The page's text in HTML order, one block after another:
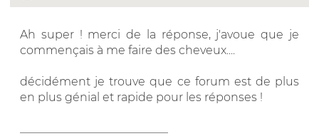
Ah super ! merci de la réponse, j'avoue que je
commençais à me faire des cheveux....
décidément je trouve que ce forum est de plus
en plus génial et rapide pour les réponses !